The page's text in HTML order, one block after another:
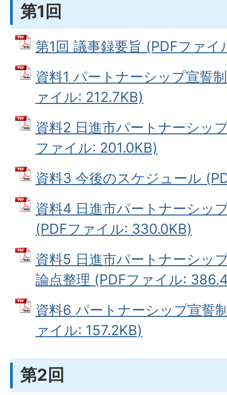
第1回
第1回 議事録要旨 (PDFファ
資料1 パートナーシップ宣誓
ァイル: 212.7KB)
資料2 日進市パートナーシッ
ファイル: 201.0KB)
資料3 今後のスケジュール
資料4 日進市パートナーシッ
(PDFファイル: 330.0KB)
資料5 日進市パートナーシッ
論点整理 (PDFファイル:
資料6 パートナーシップ宣誓
ァイル: 157.2KB)
第2回